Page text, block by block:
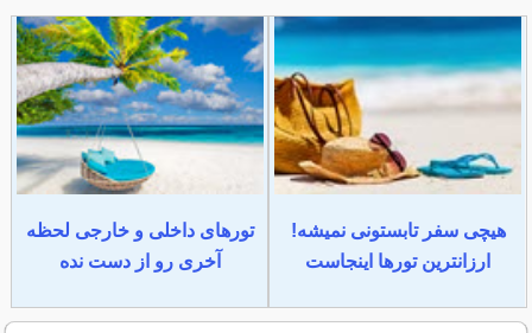
هیچی سفر تابستونی نمیشه!
ارزانترین تورها اینجاست
تورهای داخلی و خارجی لحظه
آخری رو از دست نده